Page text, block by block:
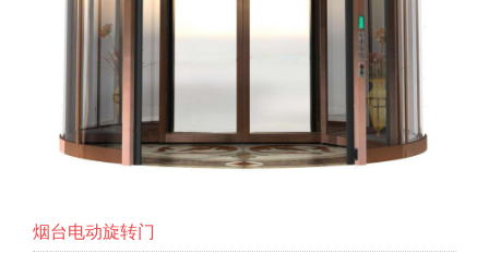
烟台电动旋转门